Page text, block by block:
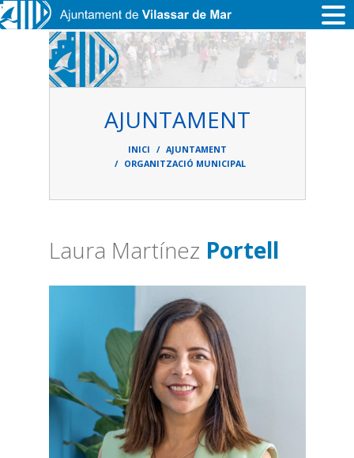
Vés al contingut
AJUNTAMENT
d'ariadna
INICI
AJUNTAMENT
ORGANITZACIÓ MUNICIPAL
Laura Martínez Portell